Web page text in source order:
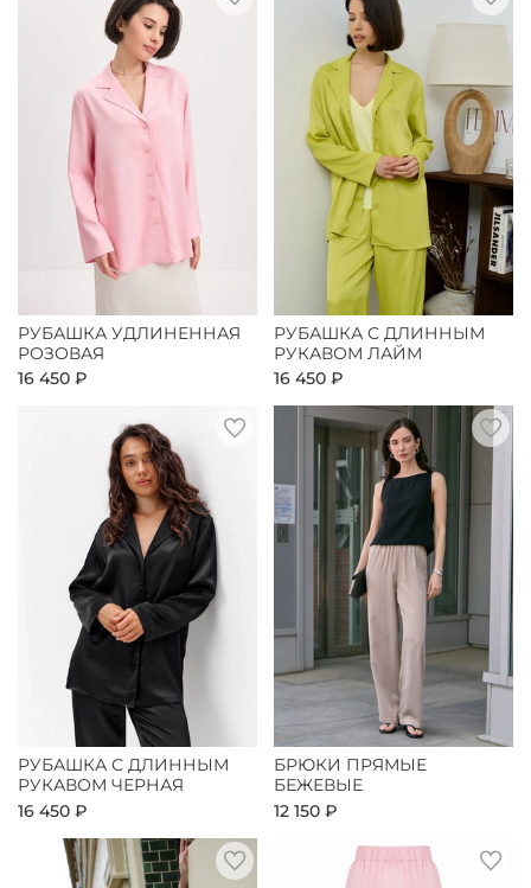
РУБАШКА УДЛИНЕННАЯ
РОЗОВАЯ
16 450 ₽
РУБАШКА С ДЛИННЫМ
РУКАВОМ ЛАЙМ
16 450 ₽
РУБАШКА С ДЛИННЫМ
РУКАВОМ ЧЕРНАЯ
16 450 ₽
БРЮКИ ПРЯМЫЕ
БЕЖЕВЫЕ
12 150 ₽